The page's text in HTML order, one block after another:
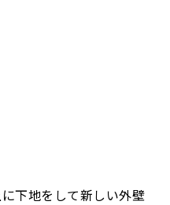
下地をして新しい外壁